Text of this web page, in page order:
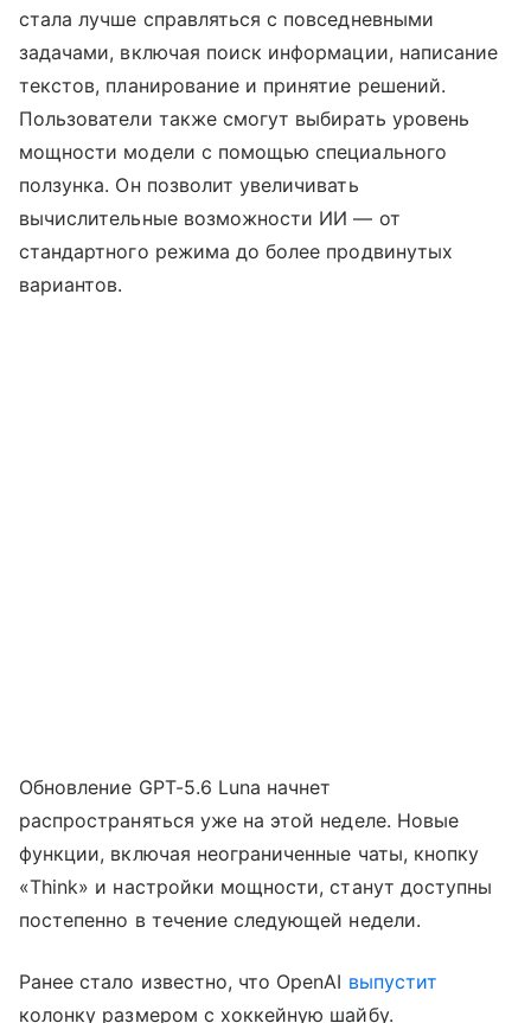
стала лучше справляться с повседневными
задачами, включая поиск информации, написание
текстов, планирование и принятие решений.
Пользователи также смогут выбирать уровень
мощности модели с помощью специального
ползунка. Он позволит увеличивать
вычислительные возможности ИИ — от
стандартного режима до более продвинутых
вариантов.
Обновление GPT-5.6 Luna начнет
распространяться уже на этой неделе. Новые
функции, включая неограниченные чаты, кнопку
«Think» и настройки мощности, станут доступны
постепенно в течение следующей недели.
Ранее стало известно, что OpenAI выпустит
колонку размером с хоккейную шайбу.